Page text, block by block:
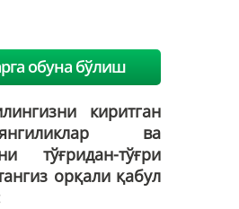
обуна бўлиш
киритган
ва
тўғридан-тўғри
орқали қабул